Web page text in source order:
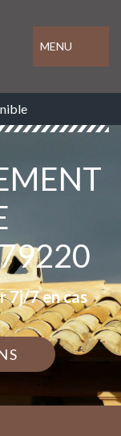
MENU
7j/7 en cas